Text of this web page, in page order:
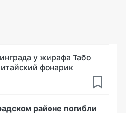
у жирафа Табо
фонарик
районе погибли